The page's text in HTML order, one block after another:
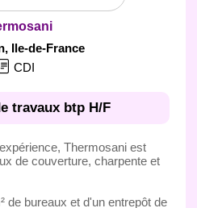
, Ile-de-France
CDI
travaux btp H/F
Thermosani est
de couverture, charpente et
de bureaux et d'un entrepôt de